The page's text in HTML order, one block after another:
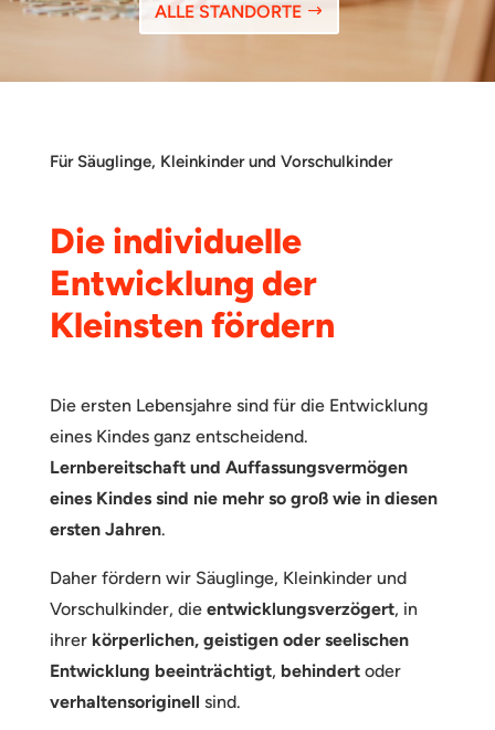
ALLE STANDORTE
Für Säuglinge, Kleinkinder und Vorschulkinder
Die individuelle
Entwicklung der
Kleinsten fördern
Die ersten Lebensjahre sind für die Entwicklung
eines Kindes ganz entscheidend.
Lernbereitschaft und Auffassungsvermögen
eines Kindes sind nie mehr so groß wie in diesen
ersten Jahren.
Daher fördern wir Säuglinge, Kleinkinder und
Vorschulkinder, die entwicklungsverzögert, in
ihrer körperlichen, geistigen oder seelischen
Entwicklung beeinträchtigt, behindertoder
verhaltensoriginell sind.